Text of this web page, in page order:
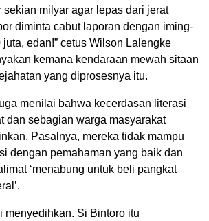
sekian milyar agar lepas dari jerat
diminta cabut laporan dengan iming-
edan!” cetus Wilson Lalengke
kemana kendaraan mewah sitaan
yang diprosesnya itu.
menilai bahwa kecerdasan literasi
dan sebagian warga masyarakat
Pasalnya, mereka tidak mampu
dengan pemahaman yang baik dan
‘menabung untuk beli pangkat
menyedihkan. Si Bintoro itu